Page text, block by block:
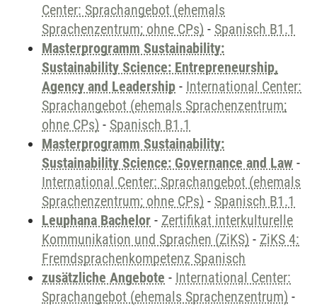
Center: Sprachangebot (ehemals
Sprachenzentrum; ohne CPs) - Spanisch B1.1
Masterprogramm Sustainability:
Sustainability Science: Entrepreneurship,
Agency and Leadership - International Center:
Sprachangebot (ehemals Sprachenzentrum;
ohne CPs) - Spanisch B1.1
Masterprogramm Sustainability:
Sustainability Science: Governance and Law -
International Center: Sprachangebot (ehemals
Sprachenzentrum; ohne CPs) - Spanisch B1.1
Leuphana Bachelor - Zertifikat interkulturelle
Kommunikation und Sprachen (ZiKS) - ZiKS 4:
Fremdsprachenkompetenz Spanisch
zusätzliche Angebote - International Center:
Sprachangebot (ehemals Sprachenzentrum) -